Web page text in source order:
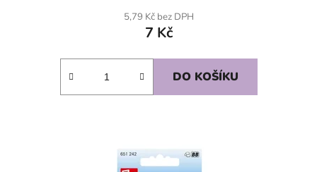
5,79 Kč bez DPH
7 Kč
DO KOŠÍKU